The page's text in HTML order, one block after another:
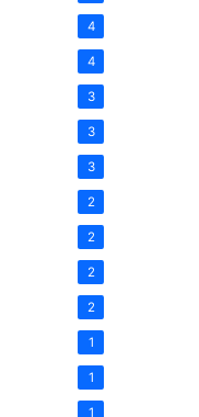
4
4
3
3
3
2
2
2
2
1
1
1